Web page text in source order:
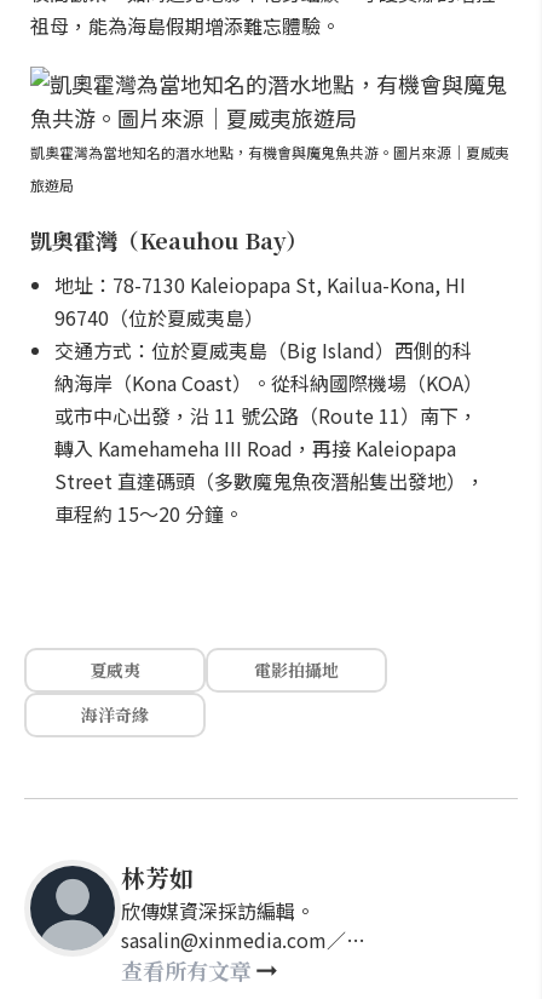
祖母，能為海島假期增添難忘體驗。
凱奧霍灣為當地知名的潛水地點，有機會與魔鬼魚共游。圖片來源｜夏威夷
旅遊局
凱奧霍灣（Keauhou Bay）
地址：78-7130 Kaleiopapa St, Kailua-Kona, HI
96740（位於夏威夷島）
交通方式：位於夏威夷島（Big Island）西側的科
納海岸（Kona Coast）。從科納國際機場（KOA）
或市中心出發，沿 11 號公路（Route 11）南下，
轉入 Kamehameha III Road，再接 Kaleiopapa
Street 直達碼頭（多數魔鬼魚夜潛船隻出發地），
車程約 15～20 分鐘。
夏威夷
電影拍攝地
海洋奇緣
林芳如
欣傳媒資深採訪編輯。
sasalin@xinmedia.com／
happy21917@gmail.com
查看所有文章